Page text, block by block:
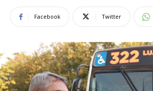
Facebook Twitter